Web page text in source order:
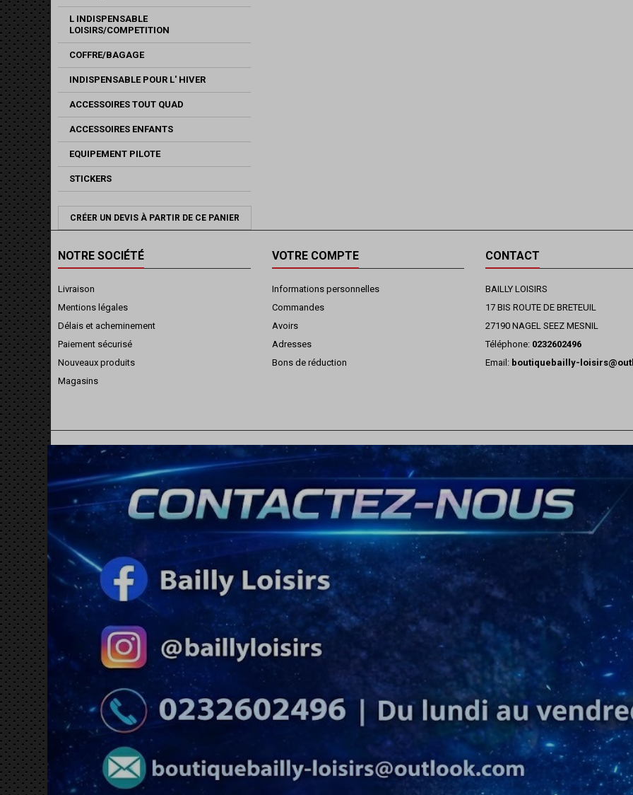
L INDISPENSABLE
LOISIRS/COMPETITION
COFFRE/BAGAGE
INDISPENSABLE POUR L' HIVER
ACCESSOIRES TOUT QUAD
ACCESSOIRES ENFANTS
EQUIPEMENT PILOTE
STICKERS
CRÉER UN DEVIS À PARTIR DE CE PANIER
NOTRE SOCIÉTÉ
Livraison
Mentions légales
Délais et acheminement
Paiement sécurisé
Nouveaux produits
Magasins
VOTRE COMPTE
Informations personnelles
Commandes
Avoirs
Adresses
Bons de réduction
CONTACT
BAILLY LOISIRS
17 BIS ROUTE DE BRETEUIL
27190 NAGEL SEEZ MESNIL
Téléphone: 0232602496
Email: boutiquebailly-